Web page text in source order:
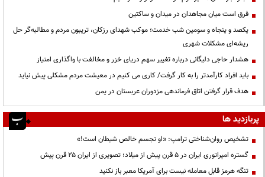
فرق است میان مجاهدان در میدان و ساکتین
یکصد و پنجاه و سومین شب خدمت؛ موکب شهدای رزکان، تریبون مردم و مطالبه‌گر حل
ریشه‌ای مشکلات شهری
هشدار حاجی دلیگانی درباره تغییر سهم دریای خزر و مخالفت با واگذاری امتیاز
باید افراد کارآمدتر را به کار گرفت/ کاری می کنیم در معیشت مردم مشکلی پیش نیاید
هدف قرار گرفتن اتاق‌ فرماندهی مزدوران عربستان در یمن
پربازدید ها
تشخیص روان‌شناختی ترامپ: «او تجسم خالص شیطان است!»
گستره امپراتوری ایران در ۵ قرن پیش از میلاد؛ تصویری از ایران ۲۵ قرن پیش
تنگه هرمز قابل معامله نیست برای آمریکا معبر باز نکنید